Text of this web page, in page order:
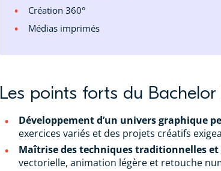
Création 360°
Médias imprimés
Les points forts du
Développement d’un univers graphique
exercices variés et des projets créatifs
Maîtrise des techniques traditionnelles
vectorielle, animation légère et retouche